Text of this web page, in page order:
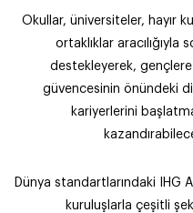
Okullar, üniversiteler, hayır
ortaklıklar
destekleyerek, gençlere
güvencesinin önündeki
kariyerlerini
Dünya standartlarındaki IHG
kuruluşlarla çeşitli